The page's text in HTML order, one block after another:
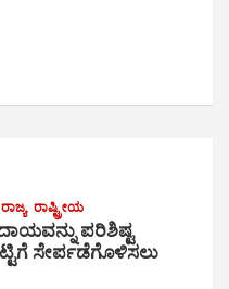
ರಾಜ್ಯ ರಾಷ್ಟ್ರೀಯ
ಪರಿಶಿಷ್ಟ
ಸೇರ್ಪಡೆಗೊಳಿಸಲು